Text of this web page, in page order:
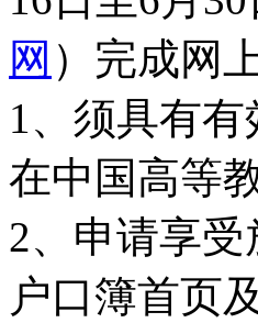
网 ）完成网
1、须具有
在中国高等
2、申请享
户口簿首页